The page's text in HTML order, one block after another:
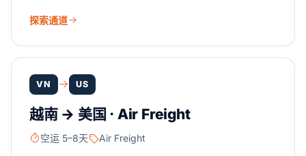
探索通道
VN US
越南 → 美国 · Air Freight
空运 5–8天 Air Freight